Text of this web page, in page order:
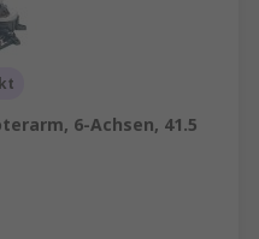
und
Lösungen
Place,
sich durch ihre
etwa
6-Achsen, 41.5